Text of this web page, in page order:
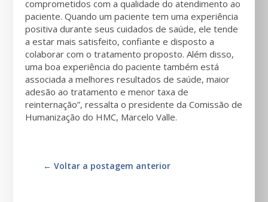
comprometidos com a qualidade do atendimento ao
paciente. Quando um paciente tem uma experiência
positiva durante seus cuidados de saúde, ele tende
a estar mais satisfeito, confiante e disposto a
colaborar com o tratamento proposto. Além disso,
uma boa experiência do paciente também está
associada a melhores resultados de saúde, maior
adesão ao tratamento e menor taxa de
reinternação”, ressalta o presidente da Comissão de
Humanização do HMC, Marcelo Valle.
←Voltar a postagem anterior